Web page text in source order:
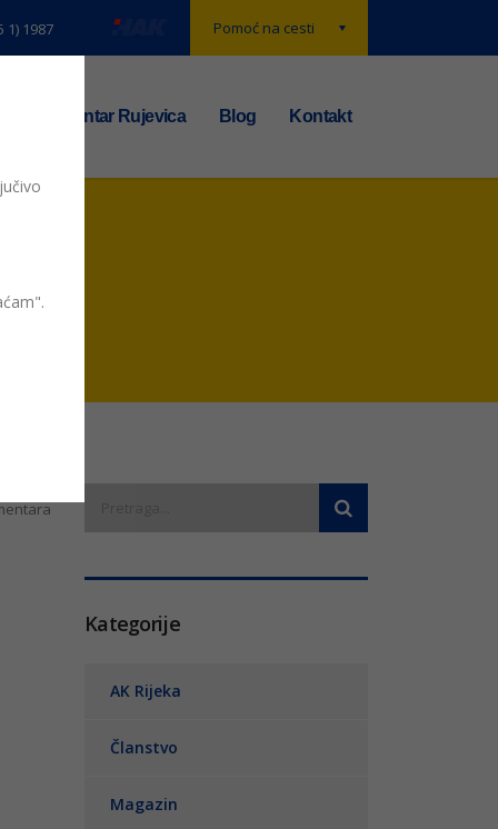
Pomoć na cesti
1) 1987
TS centar Rujevica Blog Kontakt
Kategorije
AK Rijeka
Članstvo
Magazin